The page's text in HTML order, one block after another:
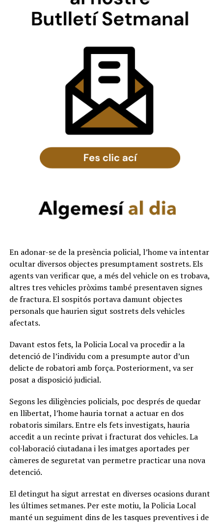
En adonar-se de la presència policial, l’home va intentar
ocultar diversos objectes presumptament sostrets. Els
agents van verificar que, a més del vehicle on es trobava,
altres tres vehicles pròxims també presentaven signes
de fractura. El sospitós portava damunt objectes
personals que haurien sigut sostrets dels vehicles
afectats.
Davant estos fets, la Policia Local va procedir a la
detenció de l’individu com a presumpte autor d’un
delicte de robatori amb força. Posteriorment, va ser
posat a disposició judicial.
Segons les diligències policials, poc després de quedar
en llibertat, l’home hauria tornat a actuar en dos
robatoris similars. Entre els fets investigats, hauria
accedit a un recinte privat i fracturat dos vehicles. La
col·laboració ciutadana i les imatges aportades per
càmeres de seguretat van permetre practicar una nova
detenció.
El detingut ha sigut arrestat en diverses ocasions durant
les últimes setmanes. Per este motiu, la Policia Local
manté un seguiment dins de les tasques preventives i de